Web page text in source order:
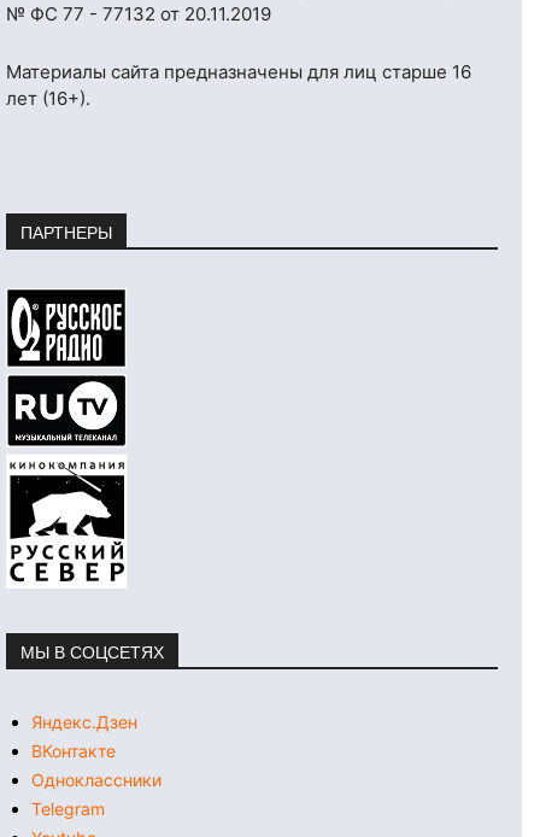
№ ФС 77 - 77132 от 20.11.2019
Материалы сайта предназначены для лиц старше 16
лет (16+).
ПАРТНЕРЫ
МЫ В СОЦСЕТЯХ
Яндекс.Дзен
ВКонтакте
Одноклассники
Telegram